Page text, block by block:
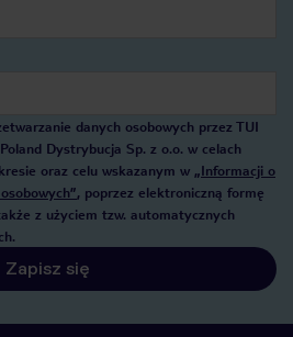
danych osobowych przez TUI
Dystrybucja Sp. z o.o. w celach
oraz celu wskazanym w „Informacji o
, poprzez elektroniczną formę
z użyciem tzw. automatycznych
Zapisz się